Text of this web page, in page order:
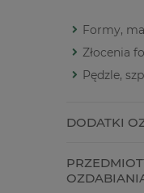
Formy,
Złocenia
Pędzle,
DODATKI